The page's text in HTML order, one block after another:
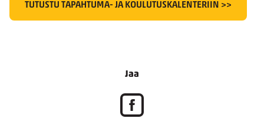
TUTUSTU TAPAHTUMA- JA KOULUTUSKALENTERIIN >>
Jaa